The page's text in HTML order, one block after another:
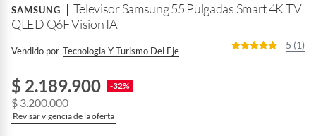
SAMSUNG
Televisor Samsung 55 Pulgadas Smart 4K TV
QLED Q6F Vision IA
Vendido por Tecnologia Y Turismo Del Eje
5 (1)
$ 2.189.900 -32%
$ 3.200.000
Revisar vigencia de la oferta